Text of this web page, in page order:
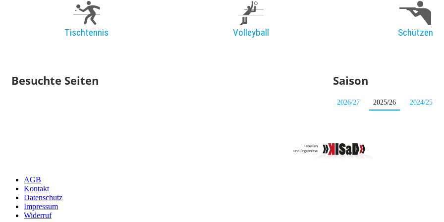
Tischtennis Volleyball Schützen
Besuchte Seiten Saison
2026/27 2025/26 2024/25
AGB
Kontakt
Datenschutz
Impressum
Widerruf